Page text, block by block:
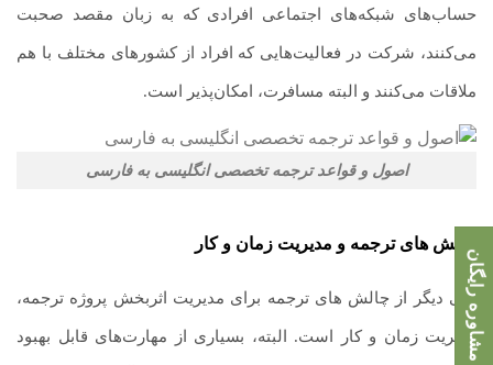
حساب‌های شبکه‌های اجتماعی افرادی که به زبان مقصد صحبت
می‌کنند، شرکت در فعالیت‌هایی که افراد از کشورهای مختلف با هم
ملاقات می‌کنند و البته مسافرت، امکان‌پذیر است.
اصول و قواعد ترجمه تخصصی انگلیسی به فارسی
چالش های ترجمه و مدیریت زمان و کار
یکی دیگر از چالش های ترجمه برای مدیریت اثربخش پروژه ترجمه،
مدیریت زمان و کار است. البته، بسیاری از مهارت‌های قابل بهبودمشاوره رایگان